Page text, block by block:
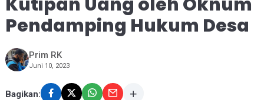
Pendamping Hukum Desa
Prim RK
Juni 10, 2023
Bagikan: